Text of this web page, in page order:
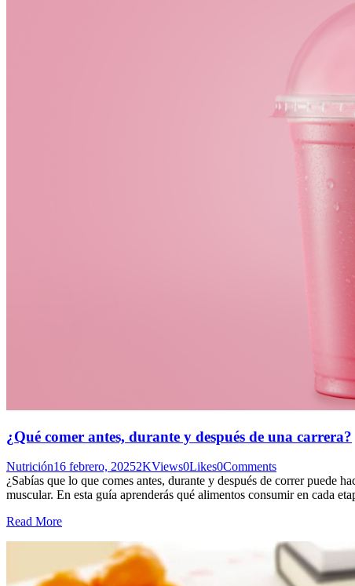
¿Qué comer antes, durante y después de una carrera?
Nutrición16 febrero, 20252KViews0Likes0Comments
¿Sabías que lo que comes antes, durante y después de correr puede
muscular. En esta guía aprenderás qué alimentos consumir en cada
Read More